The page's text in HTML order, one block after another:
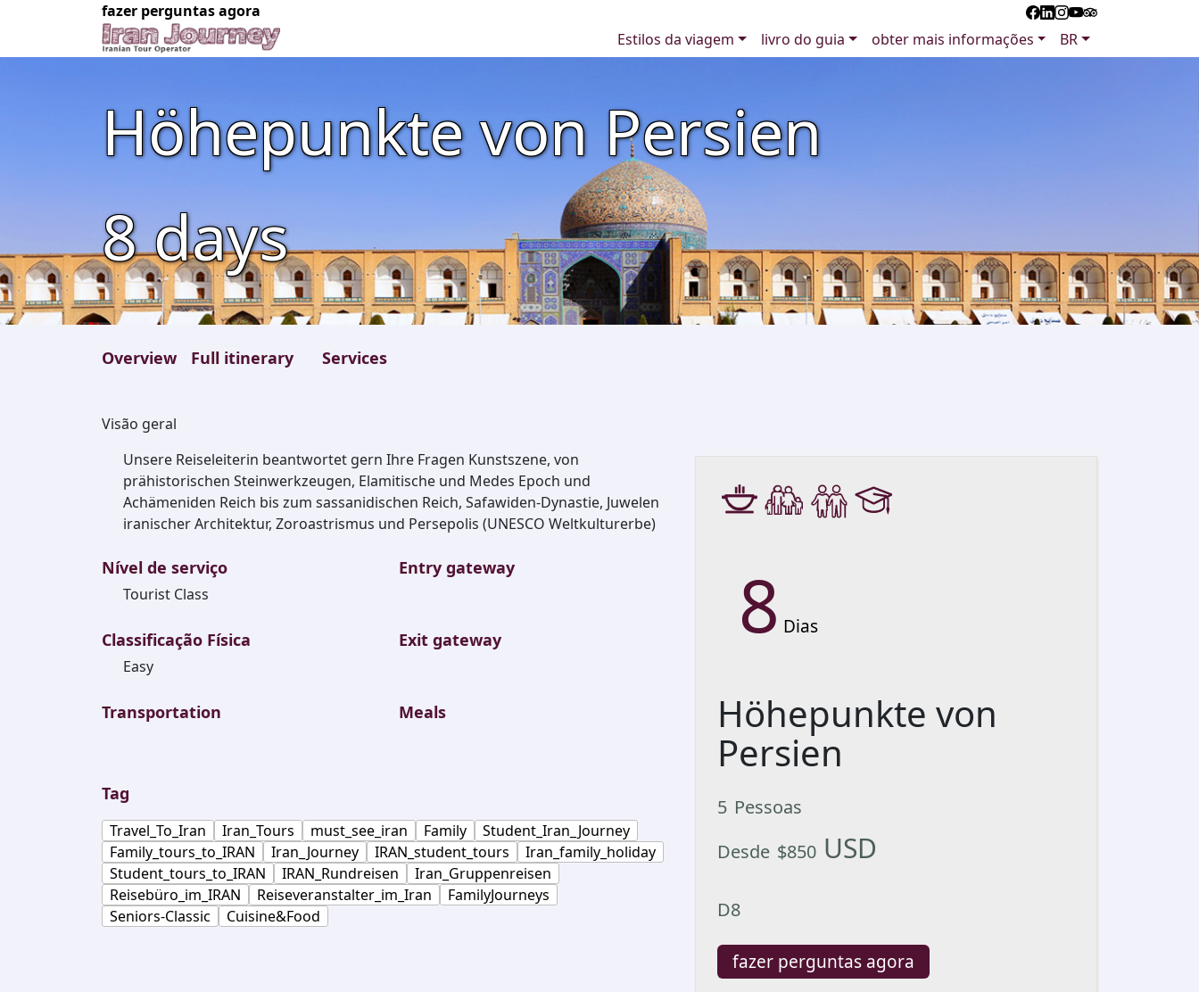
fazer perguntas agora
Estilos da viagem
livro do guia obter mais informações BR
Höhepunkte von Persien
8days
Overview Full itinerary Services
Visão geral
Unsere Reiseleiterin beantwortet gern Ihre Fragen Kunstszene, von
prähistorischen Steinwerkzeugen, Elamitische und Medes Epoch und
Achämeniden Reich bis zum sassanidischen Reich, Safawiden-Dynastie, Juwelen
iranischer Architektur, Zoroastrismus und Persepolis (UNESCO Weltkulturerbe)
Nível de serviço
Tourist Class
Entry gateway
Classificação Física
Easy
Exit gateway
Transportation Meals
Tag
Travel_To_Iran Iran_Tours must_see_iran Family
Student_Iran_Journey
Family_tours_to_IRAN
Iran_Journey IRAN_student_tours
Iran_family_holiday
Student_tours_to_IRAN
IRAN_Rundreisen
Iran_Gruppenreisen
Reisebüro_im_IRAN
Reiseveranstalter_im_Iran
FamilyJourneys
Seniors-Classic
Cuisine&Food
8 Dias
Höhepunkte von
Persien
5 Pessoas
Desde $850 USD
D8
fazer perguntas agora